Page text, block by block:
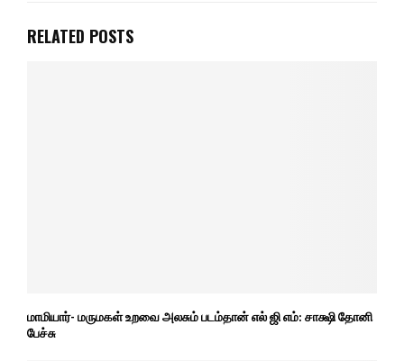
RELATED POSTS
மாமியார்- மருமகள் உறவை அலசும் படம்தான் எல் ஜி எம்: சாக்ஷி தோனி
பேச்சு